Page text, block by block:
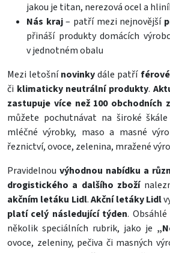
jakou je titan, nerezová ocel a
Nás kraj– patří mezi nejnovější
přináší produkty domácích
v jednotném obalu
Mezi letošnínovinkydále patří
či klimaticky neutrální produkty.
zastupuje více než 100 obchodních
můžete pochutnávat na široké
mléčné výrobky, maso a masné
řeznictví, ovoce, zelenina, mražené
Pravidelnou výhodnou nabídku a
drogistického a dalšího zboží
akčním letáku Lidl.Akční letáky Lidl
platí celý následující týden. Obsáhlé
několik speciálních rubrik, jako je
ovoce, zeleniny, pečiva či masných